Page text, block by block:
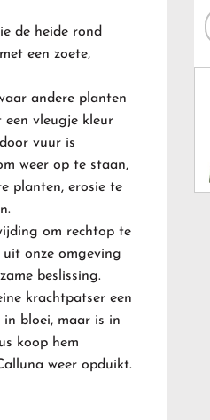
de heide rond
een zoete,
andere planten
een vleugje kleur
vuur is
weer op te staan,
planten, erosie te
om rechtop te
onze omgeving
beslissing.
krachtpatser een
bloei, maar is in
koop hem
weer opduikt.